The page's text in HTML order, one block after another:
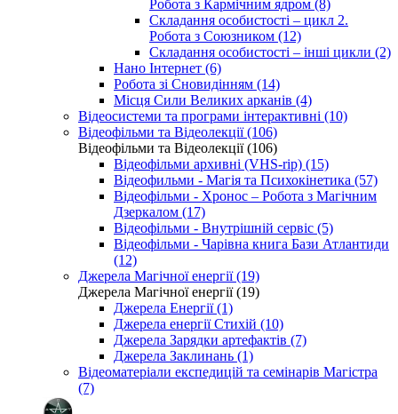
Робота з Кармічним ядром (8)
Складання особистості – цикл 2.
Робота з Союзником (12)
Складання особистості – інші цикли (2)
Нано Інтернет (6)
Робота зі Сновидінням (14)
Місця Сили Великих арканів (4)
Відеосистеми та програми інтерактивні (10)
Відеофільми та Відеолекції (106)
Відеофільми та Відеолекції (106)
Відеофільми архивні (VHS-rip) (15)
Відеофильми - Магія та Психокінетика (57)
Відеофільми - Хронос – Робота з Магічним
Дзеркалом (17)
Відеофільми - Внутрішній сервіс (5)
Відеофільми - Чарівна книга Бази Атлантиди
(12)
Джерела Магічної енергії (19)
Джерела Магічної енергії (19)
Джерела Енергії (1)
Джерела енергії Стихій (10)
Джерела Зарядки артефактів (7)
Джерела Заклинань (1)
Відеоматеріали експедицій та семінарів Магістра
(7)